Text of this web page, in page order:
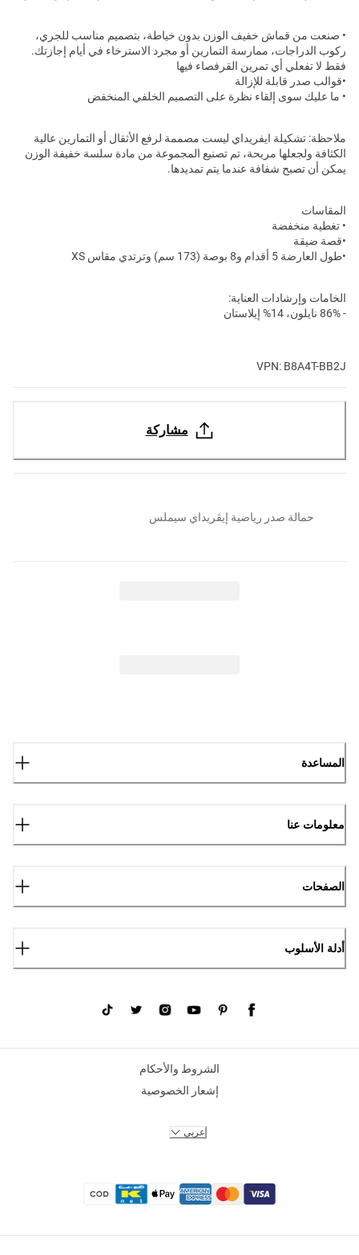
• صنعت من قماش خفيف الوزن بدون خياطة، بتصميم مناسب للجري،
ركوب الدراجات، ممارسة التمارين أو مجرد الاسترخاء في أيام إجازتك.
فقط لا تفعلي أي تمرين القرفصاء فيها
•قوالب صدر قابلة للإزالة
• ما عليك سوى إلقاء نظرة على التصميم الخلفي المنخفض
ملاحظة: تشكيلة ايفريداي ليست مصممة لرفع الأثقال أو التمارين عالية
الكثافة ولجعلها مريحة، تم تصنيع المجموعة من مادة سلسة خفيفة الوزن
يمكن أن تصبح شفافة عندما يتم تمديدها.
المقاسات
• تغطية منخفضة
•قصة ضيقة
•طول العارضة 5 أقدام و8 بوصة (173 سم) وترتدي مقاس XS
الخامات وإرشادات العناية:
- 86% نايلون، 14% إيلاستان
VPN: B8A4T-BB2J
مشاركة
حمالة صدر رياضية إيڤريداي سيملس
المساعدة
معلومات عنا
الصفحات
أدلة الأسلوب
الشروط والأحكام
إشعار الخصوصية
عربي